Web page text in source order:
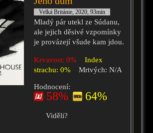
Velká Británie, 2020, 93min
Mladý pár utekl ze Súdanu,
ale jejich děsivé vzpomínky
je provázejí všude kam jdou.
Krvavost: 0%
Index
strachu: 0%
Mrtvých: N/A
Hodnocení:
58% 64%
Viděli?